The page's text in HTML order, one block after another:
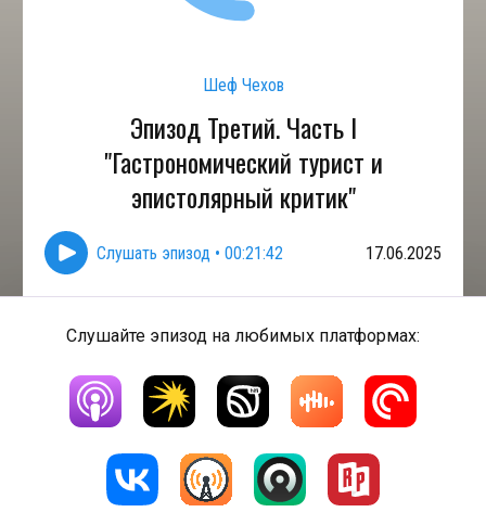
Шеф Чехов
Эпизод Третий. Часть I
"Гастрономический турист и
эпистолярный критик"
Слушать эпизод • 00:21:42 17.06.2025
Слушайте эпизод на любимых платформах: